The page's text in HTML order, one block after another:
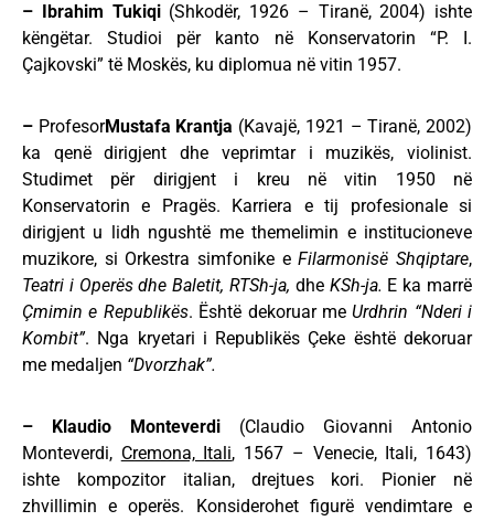
– Ibrahim Tukiqi (Shkodër, 1926 – Tiranë, 2004) ishte
këngëtar. Studioi për kanto në Konservatorin “P. I.
Çajkovski” të Moskës, ku diplomua në vitin 1957.
– ProfesorMustafa Krantja (Kavajë, 1921 – Tiranë, 2002)
ka qenë dirigjent dhe veprimtar i muzikës, violinist.
Studimet për dirigjent i kreu në vitin 1950 në
Konservatorin e Pragës. Karriera e tij profesionale si
dirigjent u lidh ngushtë me themelimin e institucioneve
muzikore, si Orkestra simfonike eFilarmonisë Shqiptare,
Teatri i Operës dhe Baletit, RTSh-ja, dhe KSh-ja. E ka marrë
Çmimin e Republikës. Është dekoruar meUrdhrin “Nderi i
Kombit”. Nga kryetari i Republikës Çeke është dekoruar
me medaljen “Dvorzhak”.
– Klaudio Monteverdi (Claudio Giovanni Antonio
Monteverdi, Cremona, Itali, 1567 – Venecie, Itali, 1643)
ishte kompozitor italian, drejtues kori. Pionier në
zhvillimin e operës. Konsiderohet figurë vendimtare e